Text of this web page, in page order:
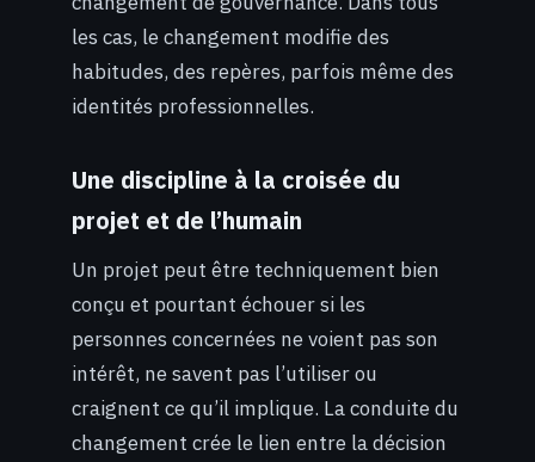
les cas, le changement modifie des
habitudes, des repères, parfois même des
identités professionnelles.
Une discipline à la croisée du
projet et de l’humain
Un projet peut être techniquement bien
conçu et pourtant échouer si les
personnes concernées ne voient pas son
intérêt, ne savent pas l’utiliser ou
craignent ce qu’il implique. La conduite du
changement crée le lien entre la décision